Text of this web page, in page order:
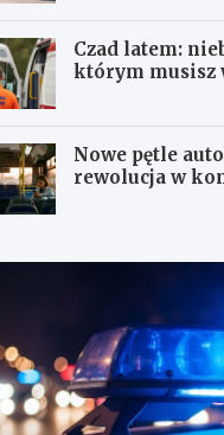
Czad latem:
którym musisz
Nowe pętle
rewolucja w